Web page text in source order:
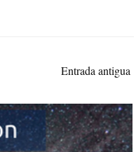
Entrada antigua